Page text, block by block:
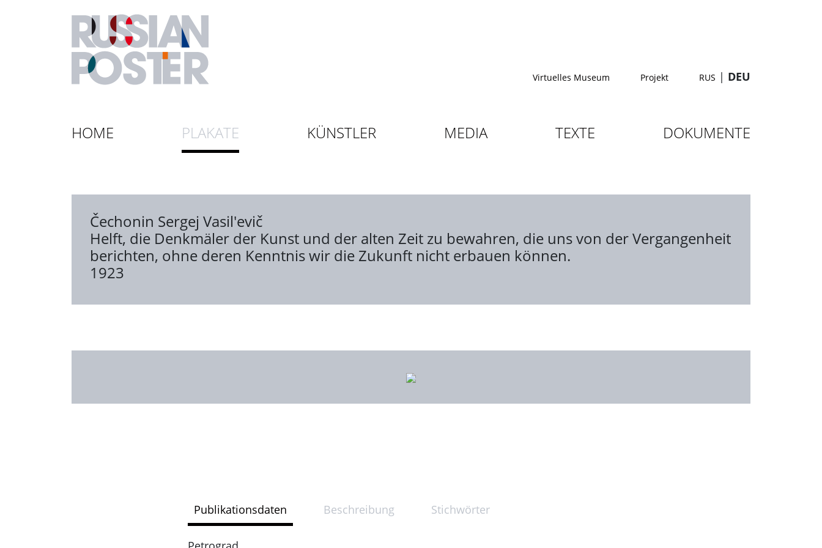
Virtuelles Museum Projekt RUS | DEU
HOME PLAKATE KÜNSTLER MEDIA TEXTE DOKUMENTE
Čechonin Sergej Vasil'evič
Helft, die Denkmäler der Kunst und der alten Zeit zu bewahren, die uns von der Vergangenheit
berichten, ohne deren Kenntnis wir die Zukunft nicht erbauen können.
1923
Publikationsdaten Beschreibung Stichwörter